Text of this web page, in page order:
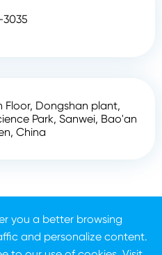
Floor, Dongshan plant,
Park, Sanwei, Bao'an
China
réservés.
de confidentialité
you a better browsing
and personalize content.